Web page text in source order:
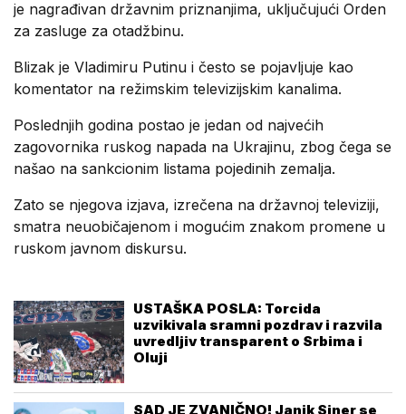
je nagrađivan državnim priznanjima, uključujući Orden
za zasluge za otadžbinu.
Blizak je Vladimiru Putinu i često se pojavljuje kao
komentator na režimskim televizijskim kanalima.
Poslednjih godina postao je jedan od najvećih
zagovornika ruskog napada na Ukrajinu, zbog čega se
našao na sankcionim listama pojedinih zemalja.
Zato se njegova izjava, izrečena na državnoj televiziji,
smatra neuobičajenom i mogućim znakom promene u
ruskom javnom diskursu.
USTAŠKA POSLA: Torcida
uzvikivala sramni pozdrav i razvila
uvredljiv transparent o Srbima i
Oluji
SAD JE ZVANIČNO! Janik Siner se